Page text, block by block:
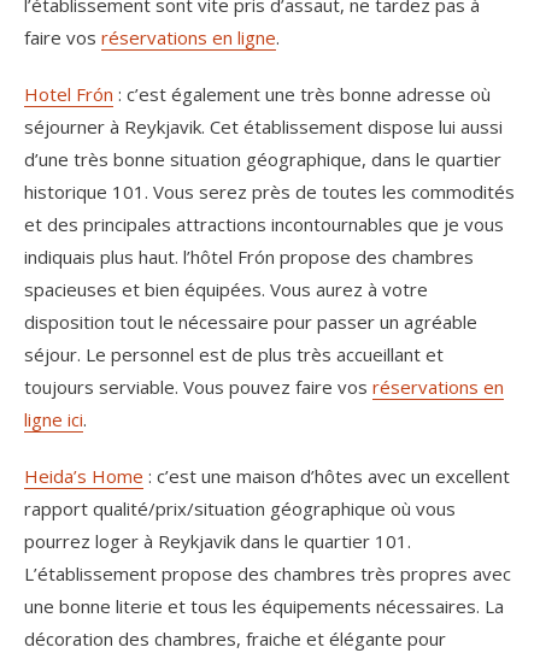
l’établissement sont vite pris d’assaut, ne tardez pas à
faire vos réservations en ligne.
Hotel Frón : c’est également une très bonne adresse où
séjourner à Reykjavik. Cet établissement dispose lui aussi
d’une très bonne situation géographique, dans le quartier
historique 101. Vous serez près de toutes les commodités
et des principales attractions incontournables que je vous
indiquais plus haut. l’hôtel Frón propose des chambres
spacieuses et bien équipées. Vous aurez à votre
disposition tout le nécessaire pour passer un agréable
séjour. Le personnel est de plus très accueillant et
toujours serviable. Vous pouvez faire vos réservations en
ligne ici.
Heida’s Home : c’est une maison d’hôtes avec un excellent
rapport qualité/prix/situation géographique où vous
pourrez loger à Reykjavik dans le quartier 101.
L’établissement propose des chambres très propres avec
une bonne literie et tous les équipements nécessaires. La
décoration des chambres, fraiche et élégante pour